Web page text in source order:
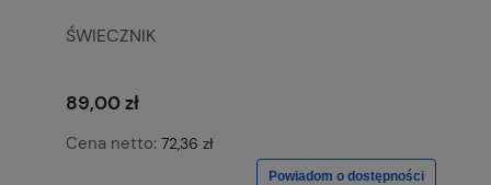
ŚWIECZNIK
89,00 zł
Cena netto: 72,36 zł
Powiadom o dostępności